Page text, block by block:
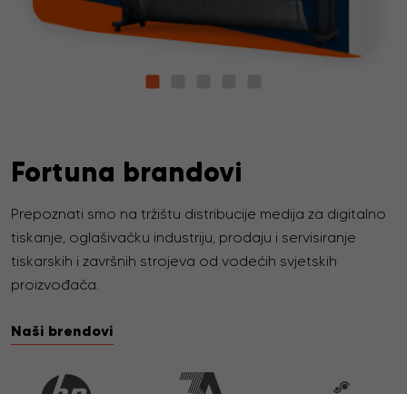
Fortuna brandovi
Prepoznati smo na tržištu distribucije medija za digitalno
tiskanje, oglašivačku industriju, prodaju i servisiranje
tiskarskih i završnih strojeva od vodećih svjetskih
proizvođača.
Naši brendovi